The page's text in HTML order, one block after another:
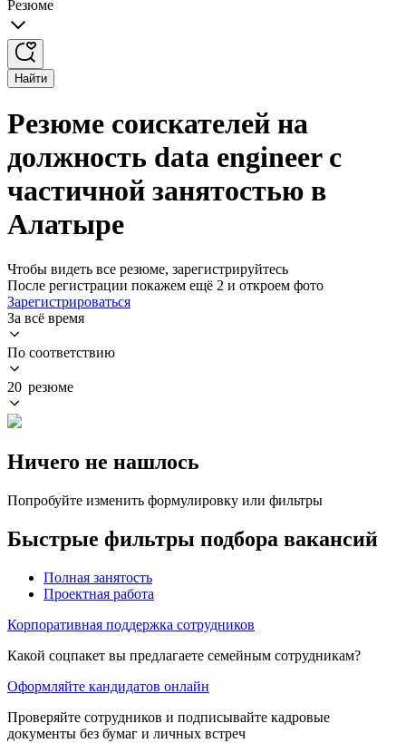
Резюме
Найти
Резюме соискателей на
должность data engineer с
частичной занятостью в
Алатыре
Чтобы видеть все резюме, зарегистрируйтесь
После регистрации покажем ещё 2 и откроем фото
Зарегистрироваться
За всё время
По соответствию
20 резюме
Ничего не нашлось
Попробуйте изменить формулировку или фильтры
Быстрые фильтры подбора вакансий
Полная занятость
Проектная работа
Корпоративная поддержка сотрудников
Какой соцпакет вы предлагаете семейным сотрудникам?
Оформляйте кандидатов онлайн
Проверяйте сотрудников и подписывайте кадровые
документы без бумаг и личных встреч